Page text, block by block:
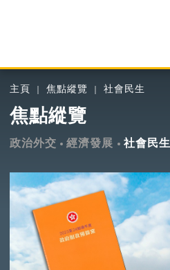
主頁 焦點縱覽 社會民生
焦點縱覽
政治外交 經濟發展 社會民生